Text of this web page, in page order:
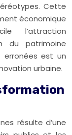
Cette
économique
l’attraction
du patrimoine
est un
urbaine.
résulte d’une